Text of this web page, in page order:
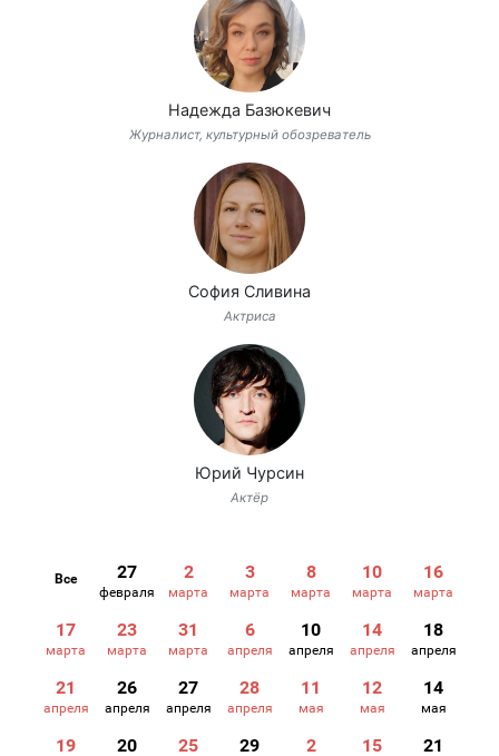
Надежда Базюкевич
Журналист, культурный обозреватель
София Сливина
Актриса
Юрий Чурсин
Актёр
Все 27
февраля
2
марта
3
марта
8
марта
10
марта
16
марта
17
марта
23
марта
31
марта
6
апреля
10
апреля
14
апреля
18
апреля
21
апреля
26
апреля
27
апреля
28
апреля
11
мая
12
мая
14
мая
19 20 25 29 2 15 21